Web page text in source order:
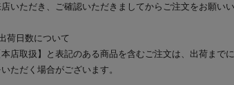
いただき、ご確認いただきましてからご注文をお願いい
荷日数について
本店取扱】と表記のある商品を含むご注文は、出荷まで
いただく場合がございます。